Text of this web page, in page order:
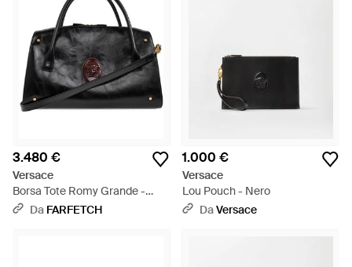
3.480 €
Versace
Borsa Tote Romy Grande -
NeroDa FARFETCH
1.000 €
Versace
Lou Pouch - Nero
DaVersace